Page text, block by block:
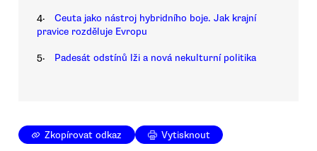
4.
Ceuta jako nástroj hybridního boje. Jak krajní
pravice rozděluje Evropu
5. Padesát odstínů lži a nová nekulturní politika
Zkopírovat odkaz Vytisknout